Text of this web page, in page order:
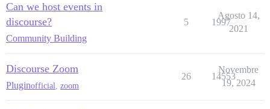
Can we host events in
discourse?
Community Building
5 1997
Agosto 14,
2021
Discourse Zoom
Pluginofficial zoom
26 14553
Novembre
19, 2024